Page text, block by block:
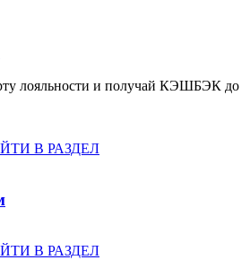
лояльности и получай КЭШБЭК до
В РАЗДЕЛ
В РАЗДЕЛ